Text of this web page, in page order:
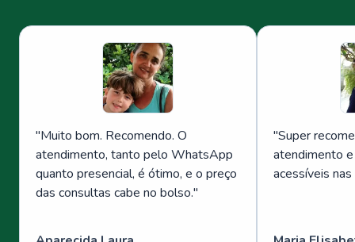
"Muito bom. Recomendo. O
atendimento, tanto pelo WhatsApp
quanto presencial, é ótimo, e o preço
das consultas cabe no bolso."
"Super
atendimento
acessíveis